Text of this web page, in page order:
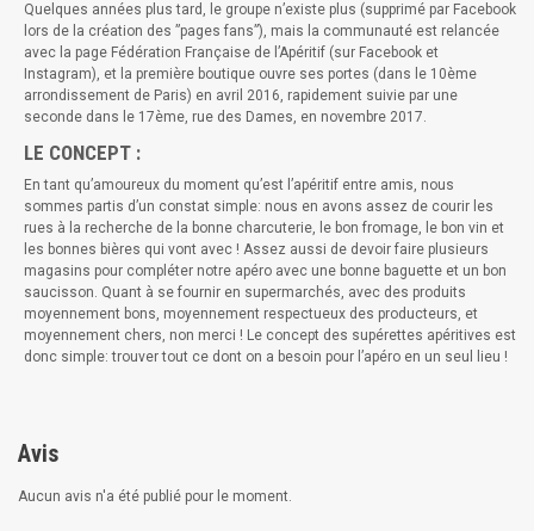
Quelques années plus tard, le groupe n’existe plus (supprimé par Facebook
lors de la création des ”pages fans”), mais la communauté est relancée
avec la page Fédération Française de l’Apéritif (sur Facebook et
Instagram), et la première boutique ouvre ses portes (dans le 10ème
arrondissement de Paris) en avril 2016, rapidement suivie par une
seconde dans le 17ème, rue des Dames, en novembre 2017.
LE CONCEPT :
En tant qu’amoureux du moment qu’est l’apéritif entre amis, nous
sommes partis d’un constat simple: nous en avons assez de courir les
rues à la recherche de la bonne charcuterie, le bon fromage, le bon vin et
les bonnes bières qui vont avec ! Assez aussi de devoir faire plusieurs
magasins pour compléter notre apéro avec une bonne baguette et un bon
saucisson. Quant à se fournir en supermarchés, avec des produits
moyennement bons, moyennement respectueux des producteurs, et
moyennement chers, non merci ! Le concept des supérettes apéritives est
donc simple: trouver tout ce dont on a besoin pour l’apéro en un seul lieu !
Avis
Aucun avis n'a été publié pour le moment.